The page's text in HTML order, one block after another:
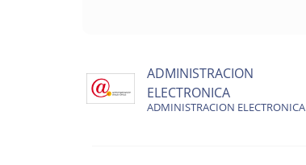
ADMINISTRACION
ELECTRONICA
ADMINISTRACION ELECTRONICA